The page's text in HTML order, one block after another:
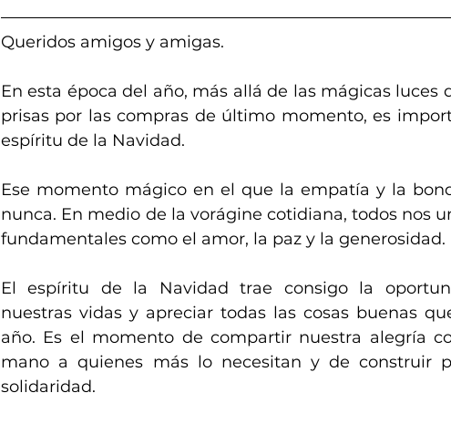
Queridos amigos y amigas.
En esta época del año, más allá de las mágicas luces
prisas por las compras de último momento, es
espíritu de la Navidad.
Ese momento mágico en el que la empatía y la
nunca. En medio de la vorágine cotidiana, todos nos
fundamentales como el amor, la paz y la generosidad.
El espíritu de la Navidad trae consigo la
nuestras vidas y apreciar todas las cosas buenas
año. Es el momento de compartir nuestra alegría
mano a quienes más lo necesitan y de construir
solidaridad.